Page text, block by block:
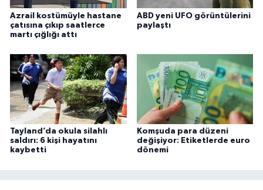
Azrail kostümüyle hastane
çatısına çıkıp saatlerce
martı çığlığı attı
ABD yeni UFO görüntülerini
paylaştı
Tayland’da okula silahlı
saldırı: 6 kişi hayatını
kaybetti
Komşuda para düzeni
değişiyor: Etiketlerde euro
dönemi